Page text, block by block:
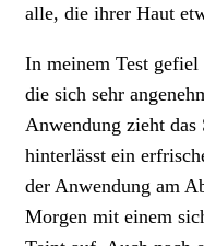
alle, die ihrer Haut
In meinem Test
die sich sehr
Anwendung zieht das
hinterlässt ein
der Anwendung am
Morgen mit einem